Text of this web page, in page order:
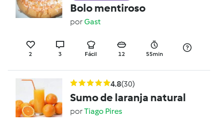
Bolo mentiroso
porGast
2 3 Fácil 12 55min
4.8(30)
Sumo de laranja natural
porTiago Pires